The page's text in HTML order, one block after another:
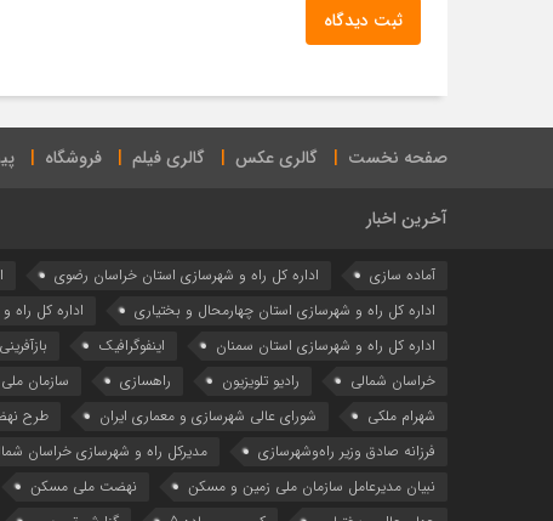
ثبت دیدگاه
صفحه نخست گالری عکس گالری فیلم فروشگاه
آخرین اخبار
آماده سازی اداره كل راه و شهرسازي استان خراسان رضوي
اداره كل راه و شهرسازي استان چهارمحال و بختياري
اداره كل راه
اداره کل راه و شهرسازی استان سمنان
اینفوگرافیک
خراسان شمالی
رادیو تلویزیون راهسازی سازمان
شهرام ملکی
شوراي عالي شهرسازی و معماري ايران طرح
فرزانه صادق وزیر راه‌وشهرسازی
مدیرکل راه و شهرسازی خراسان
نبیان مدیرعامل سازمان ملی زمین و مسکن
نهضت ملی مسکن